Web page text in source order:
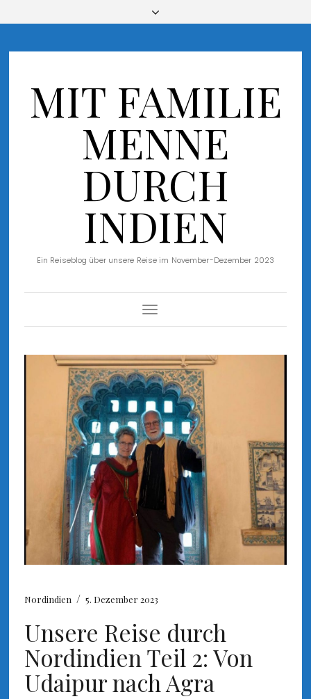
MIT FAMILIE
MENNE
DURCH
INDIEN
Ein Reiseblog über unsere Reise im November-Dezember 2023
Toggle
Navigation
Nordindien / 5. Dezember 2023
Unsere Reise durch
Nordindien Teil 2: Von
Udaipur nach Agra